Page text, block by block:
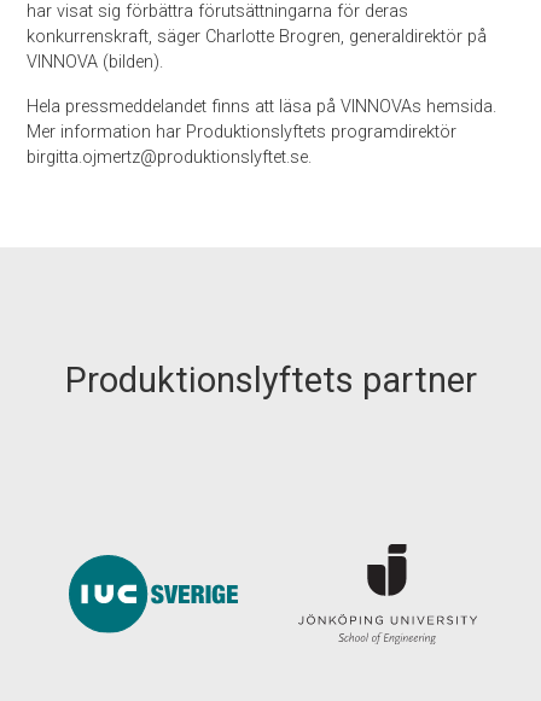
har visat sig förbättra förutsättningarna för deras
konkurrenskraft, säger Charlotte Brogren, generaldirektör på
VINNOVA (bilden).
Hela pressmeddelandet finns att läsa på VINNOVAs hemsida.
Mer information har Produktionslyftets programdirektör
birgitta.ojmertz@produktionslyftet.se.
Produktionslyftets partner